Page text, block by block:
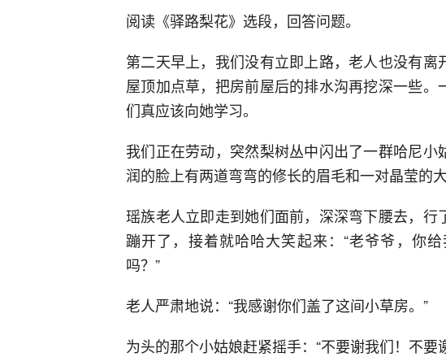
阅读《驿路梨花》选段，回答问题。
第二天早上，我们没有立即上路，老人也没有
屋顶加点草，把房前屋后的排水沟再挖深一些
们真应该向她学习。
我们正在劳动，突然梨树丛中闪出了一群哈尼
润的脸上有两道弯弯的修长的眉毛和一对晶莹的
瑶族老人立即走到她们面前，深深弯下腰去，
蹦开了，接着就哈哈大笑起来：“老爷爷，你
吗？”
老人严肃地说：“我感谢你们盖了这间小草房。”
为头的那个小姑娘赶紧摇手：“不要谢我们！不